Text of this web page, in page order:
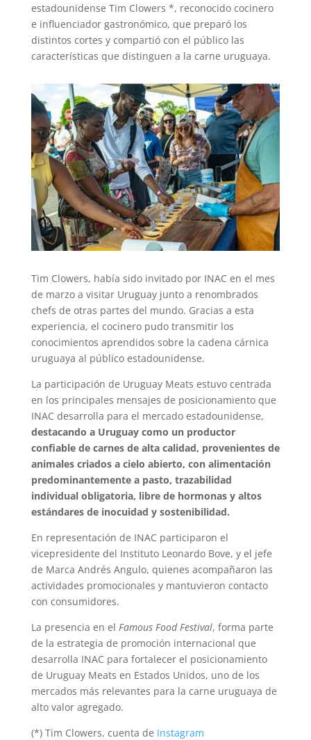
estadounidense Tim Clowers *, reconocido cocinero
e influenciador gastronómico, que preparó los
distintos cortes y compartió con el público las
características que distinguen a la carne uruguaya.
Tim Clowers, había sido invitado por INAC en el mes
de marzo a visitar Uruguay junto a renombrados
chefs de otras partes del mundo. Gracias a esta
experiencia, el cocinero pudo transmitir los
conocimientos aprendidos sobre la cadena cárnica
uruguaya al público estadounidense.
La participación de Uruguay Meats estuvo centrada
en los principales mensajes de posicionamiento que
INAC desarrolla para el mercado estadounidense,
destacando a Uruguay como un productor
confiable de carnes de alta calidad, provenientes de
animales criados a cielo abierto, con alimentación
predominantemente a pasto, trazabilidad
individual obligatoria, libre de hormonas y altos
estándares de inocuidad y sostenibilidad.
En representación de INAC participaron el
vicepresidente del Instituto Leonardo Bove, y el jefe
de Marca Andrés Angulo, quienes acompañaron las
actividades promocionales y mantuvieron contacto
con consumidores.
La presencia en el Famous Food Festival, forma parte
de la estrategia de promoción internacional que
desarrolla INAC para fortalecer el posicionamiento
de Uruguay Meats en Estados Unidos, uno de los
mercados más relevantes para la carne uruguaya de
alto valor agregado.
(*) Tim Clowers, cuenta de Instagram